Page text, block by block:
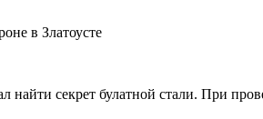
в Златоусте
найти секрет булатной стали. При